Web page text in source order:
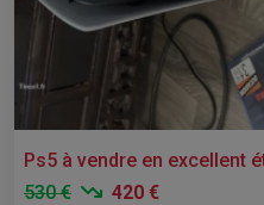
Ps5 à vendre en excellent
530 €
420 €